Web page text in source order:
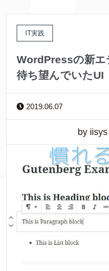
IT実践
WordPressの新
待ち望んでいたUI
2019.06.07
by iisys